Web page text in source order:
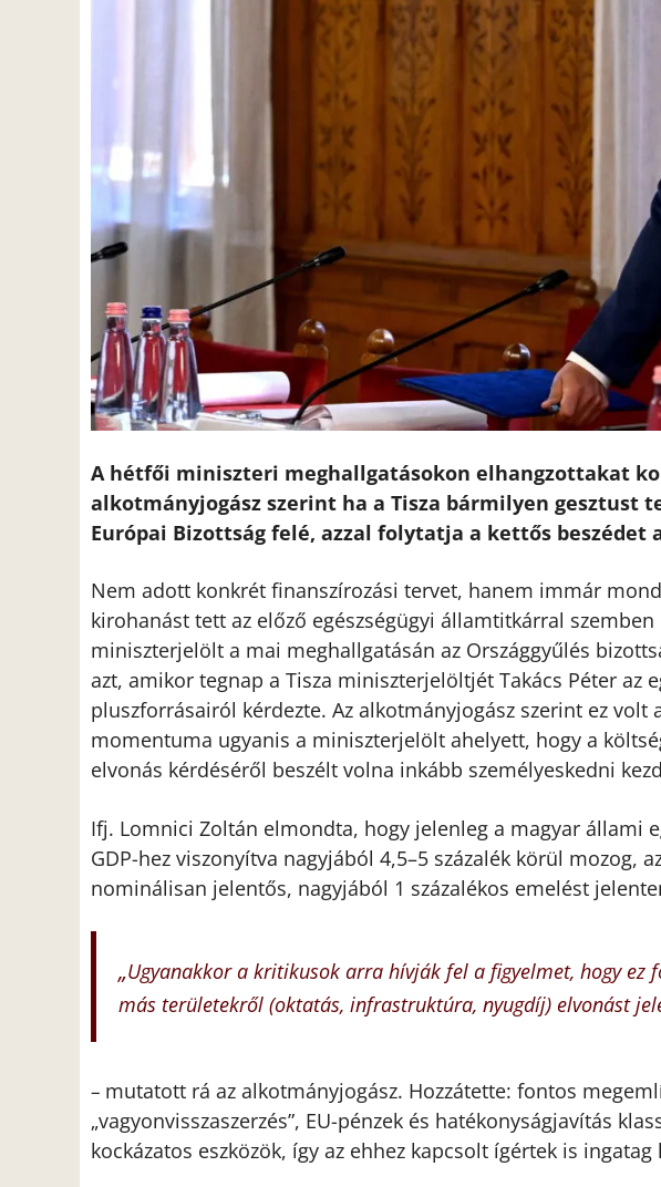
A hétfői miniszteri meghallgatásokon elhangzottakat
alkotmányjogász szerint ha a Tisza bármilyen gesztust
Európai Bizottság felé, azzal folytatja a kettős beszédet
Nem adott konkrét finanszírozási tervet, hanem immár
kirohanást tett az előző egészségügyi államtitkárral szemben
miniszterjelölt a mai meghallgatásán az Országgyűlés
azt, amikor tegnap a Tisza miniszterjelöltjét Takács Péter az
pluszforrásairól kérdezte. Az alkotmányjogász szerint ez volt
momentuma ugyanis a miniszterjelölt ahelyett, hogy a
elvonás kérdéséről beszélt volna inkább személyeskedni
Ifj. Lomnici Zoltán elmondta, hogy jelenleg a magyar állami
GDP-hez viszonyítva nagyjából 4,5–5 százalék körül mozog,
nominálisan jelentős, nagyjából 1 százalékos emelést
„Ugyanakkor a kritikusok arra hívják fel a figyelmet, hogy ez
más területekről (oktatás, infrastruktúra, nyugdíj) elvonást
– mutatott rá az alkotmányjogász. Hozzátette: fontos
„vagyonvisszaszerzés”, EU-pénzek és hatékonyságjavítás
kockázatos eszközök, így az ehhez kapcsolt ígértek is